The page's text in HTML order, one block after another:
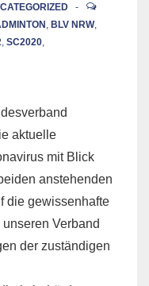
BLV NRW,
SC2020
aktuelle
mit Blick
anstehenden
die gewissenhafte
Verband
der zuständigen